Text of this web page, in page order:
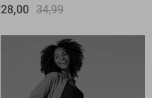
28,00 34,99